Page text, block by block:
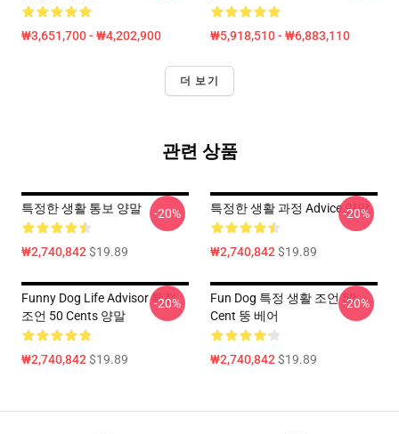
₩3,651,700 - ₩4,202,900 ₩5,918,510 - ₩6,883,110
더 보기
관련 상품
특정한 생활 통보 양말
₩2,740,842$19.89
-20% 특정한 생활 과정 Advice 양말
₩2,740,842$19.89
-20%
Funny Dog Life Advisor 특정
조언 50 Cents 양말
₩2,740,842$19.89
-20%
Fun Dog 특정 생활 조언 50
Cent 뚱 베어
₩2,740,842$19.89
-20%